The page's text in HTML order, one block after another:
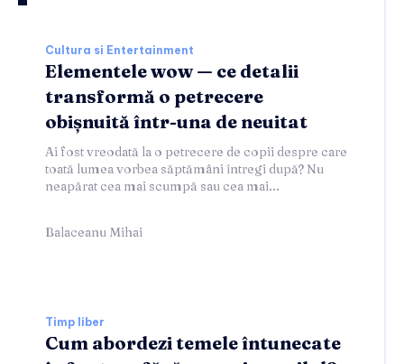
Cultura si Entertainment
Elementele wow — ce detalii
transformă o petrecere
obișnuită într-una de neuitat
Ai fost vreodată la o petrecere de copii despre care
toată lumea vorbea săptămâni întregi după? Nu
neapărat cea mai scumpă sau cea mai...
Balaceanu Mihai
Timp liber
Cum abordezi temele întunecate